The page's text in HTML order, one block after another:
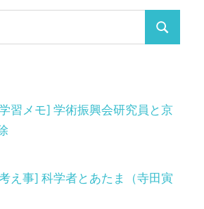
検
習メモ] 学術振興会研究員と京
え事] 科学者とあたま（寺田寅